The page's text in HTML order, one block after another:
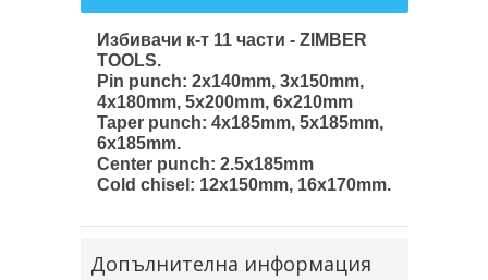
Избивачи к-т 11 части - ZIMBER
TOOLS.
Pin punch: 2x140mm, 3x150mm,
4x180mm, 5x200mm, 6x210mm
Taper punch: 4x185mm, 5x185mm,
6x185mm.
Center punch: 2.5x185mm
Cold chisel: 12x150mm, 16x170mm.
Допълнителна информация